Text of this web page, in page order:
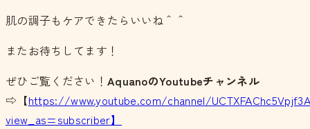
肌の調子もケアできたらいいね＾＾
またお待ちしてます！
ぜひご覧ください！ AquanoのYoutubeチャンネル
⇨【https://www.youtube.com/channel/
view_as=subscriber】